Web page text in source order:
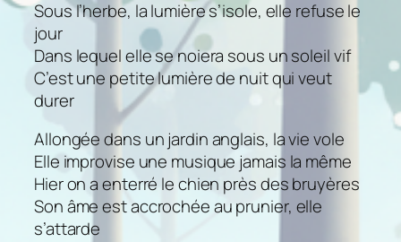
Sous l’herbe, la lumière s’isole, elle refuse le
jour
Dans lequel elle se noiera sous un soleil vif
C’est une petite lumière de nuit qui veut
durer
Allongée dans un jardin anglais, la vie vole
Elle improvise une musique jamais la même
Hier on a enterré le chien près des bruyères
Son âme est accrochée au prunier, elle
s’attarde